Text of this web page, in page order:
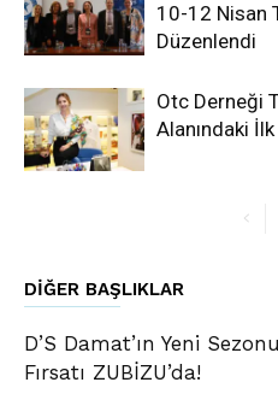
10-12 Nisan
Düzenlendi
Otc Derneği
Alanındaki
DIĞER BAŞLIKLAR
D’S Damat’ın Yeni
Fırsatı ZUBİZU’da!